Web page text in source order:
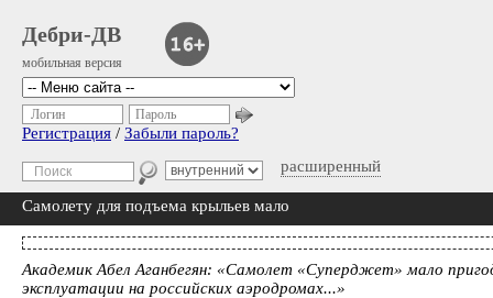
Дебри-ДВ
мобильная версия
расширенный
Логин Пароль
Регистрация / Забыли пароль?
Самолету для подъема крыльев мало
Академик Абел Аганбегян: «Самолет «Суперджет» мало
эксплуатации на российских аэродромах...»